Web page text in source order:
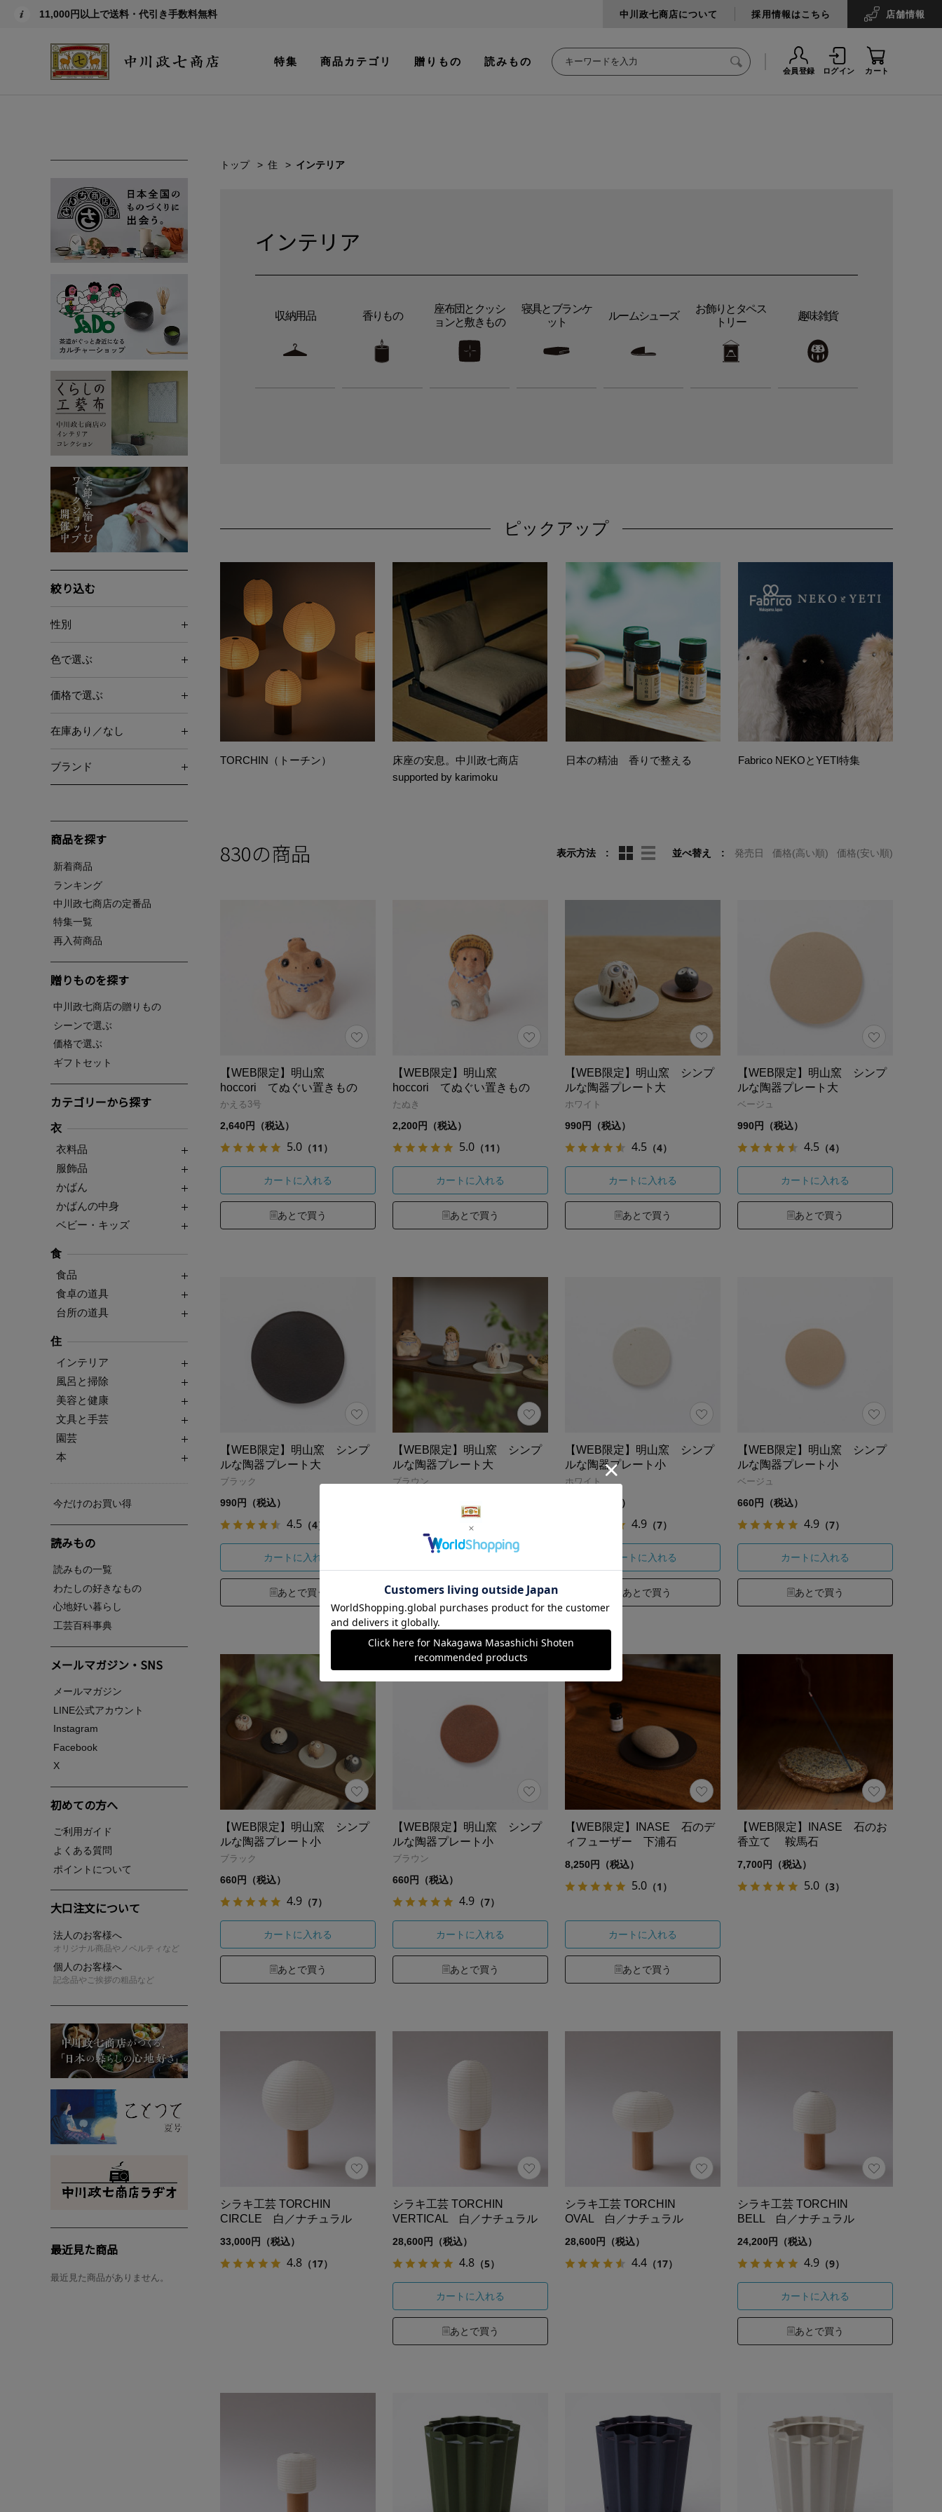
11,000円以上で送料・代引き手数料無料 中川政七商店について 採用情報はこちら 店舗情報
特集 商品カテゴリ 贈りもの 読みもの
会員登録 ログイン カート
絞り込む
性別
色で選ぶ
価格で選ぶ
在庫あり／なし
ブランド
商品を探す
新着商品
ランキング
中川政七商店の定番品
特集一覧
再入荷商品
贈りものを探す
中川政七商店の贈りもの
シーンで選ぶ
価格で選ぶ
ギフトセット
カテゴリーから探す
衣
衣料品
服飾品
かばん
かばんの中身
ベビー・キッズ
食
食品
食卓の道具
台所の道具
住
インテリア
風呂と掃除
美容と健康
文具と手芸
園芸
本
今だけのお買い得
読みもの
読みもの一覧
わたしの好きなもの
心地好い暮らし
工芸百科事典
メールマガジン・SNS
メールマガジン
LINE公式アカウント
Instagram
Facebook
X
初めての方へ
ご利用ガイド
よくある質問
ポイントについて
大口注文について
法人のお客様へ
オリジナル商品やノベルティなど
個人のお客様へ
記念品やご挨拶の粗品など
最近見た商品
最近見た商品がありません。
トップ 住 インテリア
インテリア
収納用品 香りもの
座布団とクッシ
ョンと敷きもの
寝具とブランケ
ット
ルームシューズ
お飾りとタペス
トリー
趣味雑貨
ピックアップ
TORCHIN（トーチン）
床座の安息。中川政七商店
supported by karimoku
日本の精油 香りで整える Fabrico NEKOとYETI特集
830の商品 表示方法 並べ替え 発売日 価格(高い順) 価格(安い順)
【WEB限定】明山窯
hoccori てぬぐい置きもの
かえる3号
2,640円（税込）
5.0 （11）
カートに入れる
あとで買う
【WEB限定】明山窯
hoccori てぬぐい置きもの
たぬき
2,200円（税込）
5.0 （11）
カートに入れる
あとで買う
【WEB限定】明山窯 シンプ
ルな陶器プレート大
ホワイト
990円（税込）
4.5 （4）
カートに入れる
あとで買う
【WEB限定】明山窯 シンプ
ルな陶器プレート大
ベージュ
990円（税込）
4.5 （4）
カートに入れる
あとで買う
【WEB限定】明山窯 シンプ
ルな陶器プレート大
ブラック
990円（税込）
4.5 （4）
カートに入れる
あとで買う
【WEB限定】明山窯 シンプ
ルな陶器プレート大
ブラウン
4.5
あとで買う
【WEB限定】明山窯 シンプ
ルな陶器プレート小
ホワイト
660円（税込）
4.9 （7）
カートに入れる
あとで買う
【WEB限定】明山窯 シンプ
ルな陶器プレート小
ベージュ
660円（税込）
4.9 （7）
カートに入れる
あとで買う
【WEB限定】明山窯 シンプ
ルな陶器プレート小
ブラック
660円（税込）
4.9 （7）
カートに入れる
あとで買う
【WEB限定】明山窯 シンプ
ルな陶器プレート小
ブラウン
660円（税込）
4.9 （7）
カートに入れる
あとで買う
【WEB限定】INASE 石のデ
ィフューザー 下浦石
8,250円（税込）
5.0 （1）
カートに入れる
あとで買う
【WEB限定】INASE 石のお
香立て 鞍馬石
7,700円（税込）
5.0 （3）
シラキ工芸 TORCHIN
CIRCLE 白／ナチュラル
33,000円（税込）
4.8 （17）
シラキ工芸 TORCHIN
VERTICAL 白／ナチュラル
28,600円（税込）
4.8 （5）
カートに入れる
あとで買う
シラキ工芸 TORCHIN
OVAL 白／ナチュラル
28,600円（税込）
4.4 （17）
シラキ工芸 TORCHIN
BELL 白／ナチュラル
24,200円（税込）
4.9 （9）
カートに入れる
あとで買う